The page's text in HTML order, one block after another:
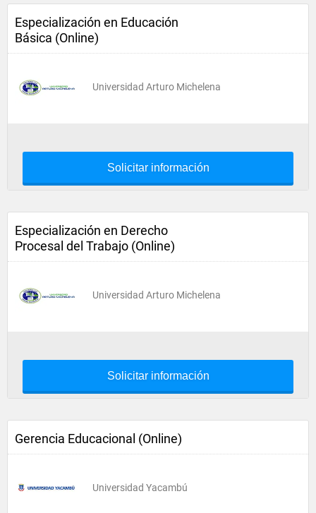
Especialización en Educación
Básica (Online)
Universidad Arturo Michelena
Solicitar información
Especialización en Derecho
Procesal del Trabajo (Online)
Universidad Arturo Michelena
Solicitar información
Gerencia Educacional (Online)
Universidad Yacambú